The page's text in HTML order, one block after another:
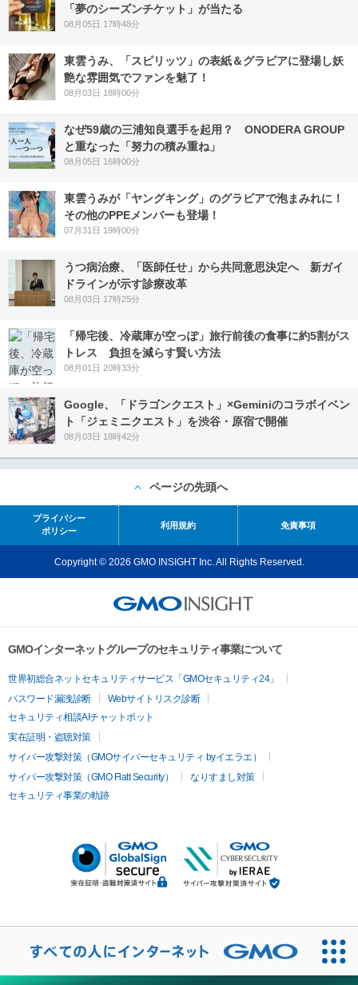
「夢のシーズンチケット」が当たる
08月05日 17時48分
東雲うみ、「スピリッツ」の表紙＆グラビアに登場し妖
艶な雰囲気でファンを魅了！
08月03日 18時00分
なぜ59歳の三浦知良選手を起用？ ONODERA GROUP
と重なった「努力の積み重ね」
08月05日 16時00分
東雲うみが「ヤングキング」のグラビアで泡まみれに！
その他のPPEメンバーも登場！
07月31日 19時00分
うつ病治療、「医師任せ」から共同意思決定へ 新ガイ
ドラインが示す診療改革
08月03日 17時25分
「帰宅後、冷蔵庫が空っぽ」旅行前後の食事に約5割がス
トレス 負担を減らす賢い方法
08月01日 20時33分
Google、「ドラゴンクエスト」×Geminiのコラボイベン
ト「ジェミニクエスト」を渋谷・原宿で開催
08月03日 18時42分
ページの先頭へ
プライバシー
ポリシー
利用規約 免責事項
Copyright © 2026 GMO INSIGHT Inc. All Rights Reserved.
GMOインターネットグループのセキュリティ事業について
世界初総合ネットセキュリティサービス「GMOセキュリティ24」
パスワード漏洩診断
Webサイトリスク診断
セキュリティ相談AIチャットボット
実在証明・盗聴対策
サイバー攻撃対策（GMOサイバーセキュリティ byイエラエ）
サイバー攻撃対策（GMO Flatt Security）
なりすまし対策
セキュリティ事業の軌跡